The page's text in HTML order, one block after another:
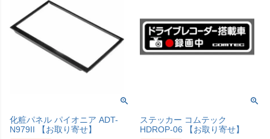
化粧パネル パイオニア ADT-
N979II 【お取り寄せ】
ステッカー コムテック
HDROP-06 【お取り寄せ】